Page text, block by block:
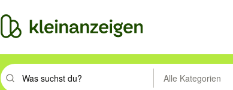
Suchbegriff eingeben. Eingabetaste drücken um zu suchen,
Alle Kategorien